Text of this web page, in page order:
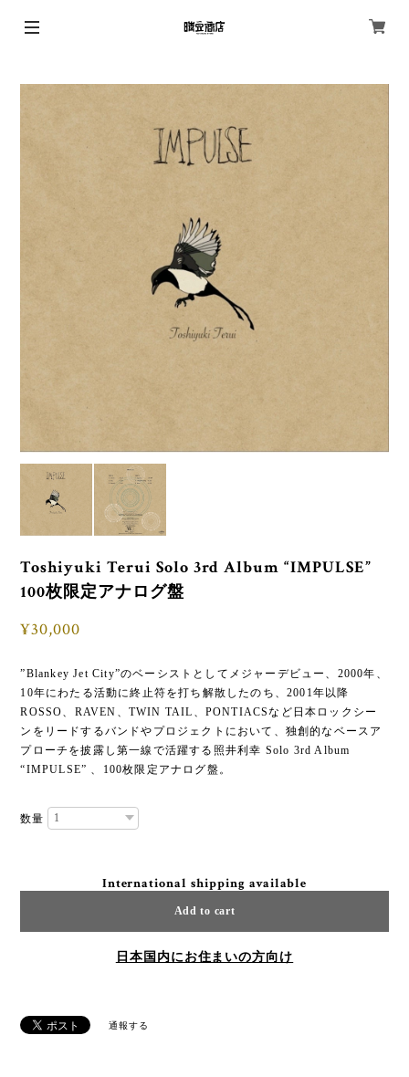
Toshiyuki Terui Solo 3rd Album “IMPULSE”
100枚限定アナログ盤
¥30,000
”Blankey Jet City”のベーシストとしてメジャーデビュー、2000年、
10年にわたる活動に終止符を打ち解散したのち、2001年以降
ROSSO、RAVEN、TWIN TAIL、PONTIACSなど日本ロックシー
ンをリードするバンドやプロジェクトにおいて、独創的なベースア
プローチを披露し第一線で活躍する照井利幸 Solo 3rd Album
“IMPULSE” 、100枚限定アナログ盤。
数量
International shipping available
Add to cart
日本国内にお住まいの方向け
通報する